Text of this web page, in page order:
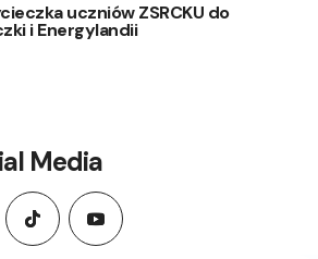
uczniów ZSRCKU do
i Energylandii
Media